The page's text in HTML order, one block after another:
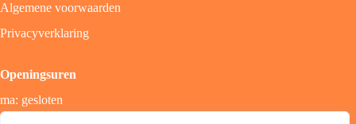
Algemene voorwaarden
Privacyverklaring
Openingsuren
ma: gesloten